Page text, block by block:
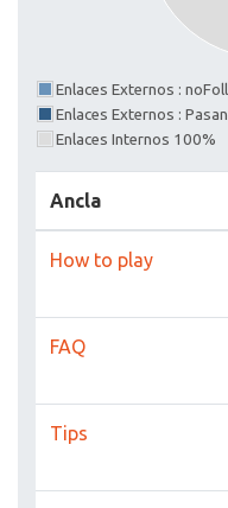
Enlaces Externos :
Enlaces Externos :
Enlaces Internos 100%
Ancla
How to play
FAQ
Tips